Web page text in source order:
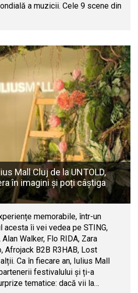
a muzicii. Cele 9 scene din
Mall Cluj de la UNTOLD,
în imagini și poți câștiga
memorabile, într-un
acesta îi vei vedea pe STING,
Walker, Flo RIDA, Zara
Afrojack B2B R3HAB, Lost
Ca în fiecare an, Iulius Mall
festivalului și ți-a
tematice: dacă vii la…